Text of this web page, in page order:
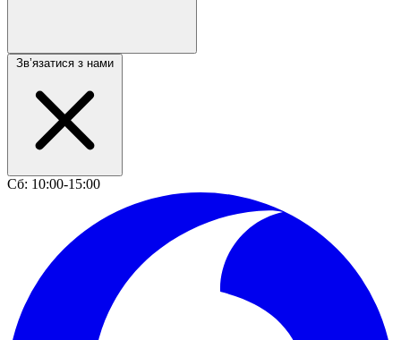
Звʼязатися з нами
Сб: 10:00-15:00